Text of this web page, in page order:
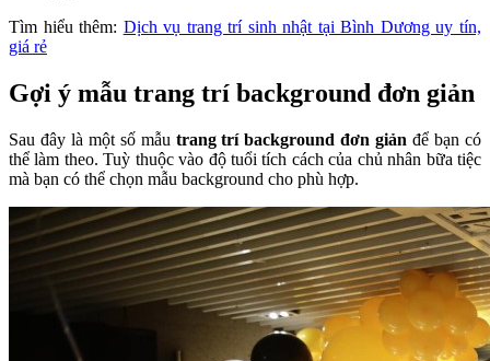
Tìm hiểu thêm: Dịch vụ trang trí sinh nhật tại Bình Dương uy tín,
giá rẻ
Gợi ý mẫu trang trí background đơn giản
Sau đây là một số mẫu trang trí background đơn giản để bạn có
thể làm theo. Tuỳ thuộc vào độ tuổi tích cách của chủ nhân bữa tiệc
mà bạn có thể chọn mẫu background cho phù hợp.